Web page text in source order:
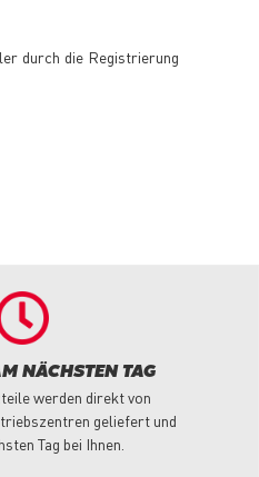
durch die Registrierung
NÄCHSTEN TAG
werden direkt von
geliefert und
Tag bei Ihnen.